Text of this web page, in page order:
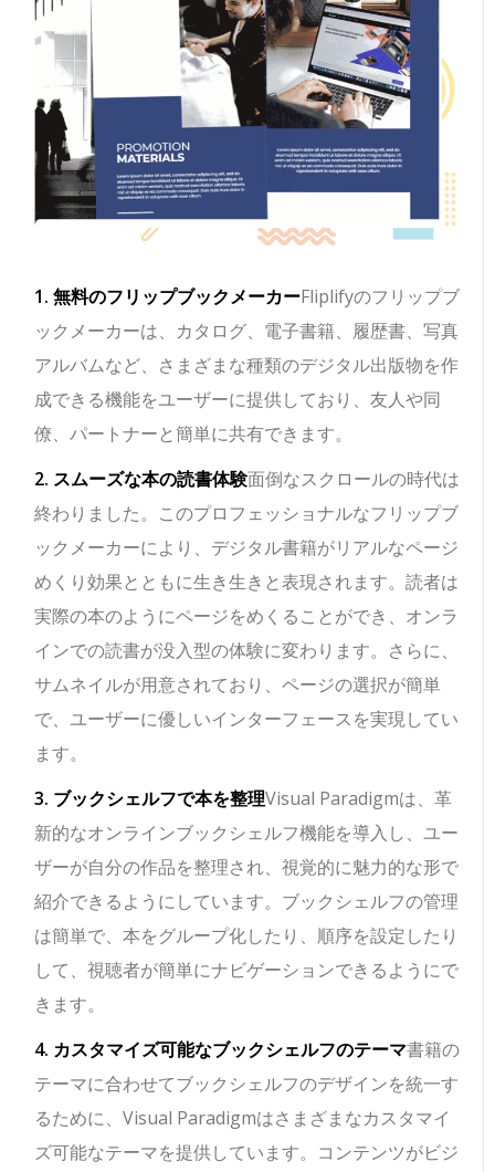
1. 無料のフリップブックメーカーFliplifyのフリップブ
ックメーカーは、カタログ、電子書籍、履歴書、写真
アルバムなど、さまざまな種類のデジタル出版物を作
成できる機能をユーザーに提供しており、友人や同
僚、パートナーと簡単に共有できます。
2. スムーズな本の読書体験面倒なスクロールの時代は
終わりました。このプロフェッショナルなフリップブ
ックメーカーにより、デジタル書籍がリアルなページ
めくり効果とともに生き生きと表現されます。読者は
実際の本のようにページをめくることができ、オンラ
インでの読書が没入型の体験に変わります。さらに、
サムネイルが用意されており、ページの選択が簡単
で、ユーザーに優しいインターフェースを実現してい
ます。
3. ブックシェルフで本を整理Visual Paradigmは、革
新的なオンラインブックシェルフ機能を導入し、ユー
ザーが自分の作品を整理され、視覚的に魅力的な形で
紹介できるようにしています。ブックシェルフの管理
は簡単で、本をグループ化したり、順序を設定したり
して、視聴者が簡単にナビゲーションできるようにで
きます。
4. カスタマイズ可能なブックシェルフのテーマ書籍の
テーマに合わせてブックシェルフのデザインを統一す
るために、Visual Paradigmはさまざまなカスタマイ
ズ可能なテーマを提供しています。コンテンツがビジ